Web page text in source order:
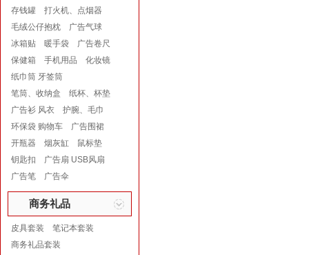
存钱罐
打火机、点烟器
毛绒公仔抱枕
广告气球
冰箱贴
暖手袋
广告卷尺
保健箱
手机用品
化妆镜
纸巾筒 牙签筒
笔筒、收纳盒
纸杯、杯垫
广告衫 风衣
护腕、毛巾
环保袋 购物车
广告围裙
开瓶器
烟灰缸
鼠标垫
钥匙扣
广告扇 USB风扇
广告笔
广告伞
商务礼品
皮具套装
笔记本套装
商务礼品套装